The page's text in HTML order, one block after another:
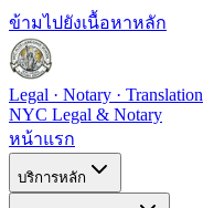
ข้ามไปยังเนื้อหาหลัก
Legal · Notary · Translation
NYC Legal & Notary
หน้าแรก
บริการหลัก